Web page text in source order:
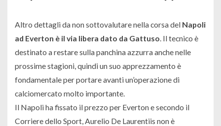
Altro dettagli da non sottovalutare nella corsa del Napoli
ad Everton è il via libera dato da Gattuso . Il tecnico è
destinato a restare sulla panchina azzurra anche nelle
prossime stagioni, quindi un suo apprezzamento è
fondamentale per portare avanti un’operazione di
calciomercato molto importante.
Il Napoli ha fissato il prezzo per Everton e secondo il
Corriere dello Sport, Aurelio De Laurentiis non è